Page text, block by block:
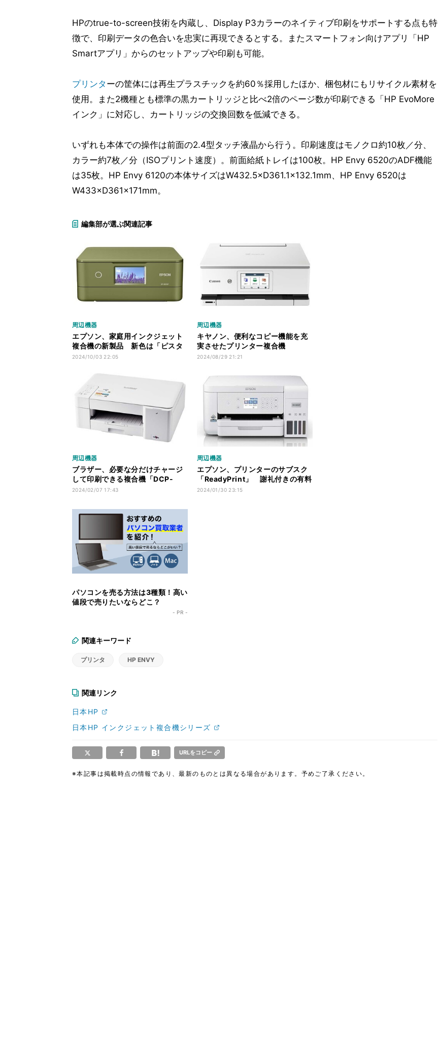
HPのtrue-to-screen技術を内蔵し、Display P3カラーのネイティブ印刷をサポートする点も特
徴で、印刷データの色合いを忠実に再現できるとする。またスマートフォン向けアプリ「HP
Smartアプリ」からのセットアップや印刷も可能。
プリンタ ーの筐体には再生プラスチックを約60％採用したほか、梱包材にもリサイクル素材を
使用。また2機種とも標準の黒カートリッジと比べ2倍のページ数が印刷できる「HP EvoMore
インク」に対応し、カートリッジの交換回数を低減できる。
いずれも本体での操作は前面の2.4型タッチ液晶から行う。印刷速度はモノクロ約10枚／分、
カラー約7枚／分（ISOプリント速度）。前面給紙トレイは100枚。HP Envy 6520のADF機能
は35枚。HP Envy 6120の本体サイズはW432.5×D361.1×132.1mm、HP Envy 6520は
W433×D361×171mm。
編集部が選ぶ関連記事
周辺機器
エプソン、家庭用インクジェット
複合機の新製品 新色は「ピスタ
チオグリーン」
2024/10/03 22:05
周辺機器
キヤノン、便利なコピー機能を充
実させたプリンター複合機
「PIXUS」
2024/08/29 21:21
周辺機器
ブラザー、必要な分だけチャージ
して印刷できる複合機「DCP-
C1210N」
2024/02/07 17:43
周辺機器
エプソン、プリンターのサブスク
「ReadyPrint」 謝礼付きの有料
モニターを募集
2024/01/30 23:15
パソコンを売る方法は3種類！高い
値段で売りたいならどこ？
- PR -
関連キーワード
プリンタ HP ENVY
関連リンク
日本HP
日本HP インクジェット複合機シリーズ
URLをコピー
※本記事は掲載時点の情報であり、最新のものとは異なる場合があります。予めご了承ください。